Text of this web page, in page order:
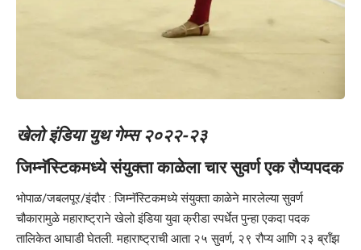
खेलो इंडिया युथ गेम्स २०२२-२३
जिम्नॅस्टिकमध्ये संयुक्ता काळेला चार सुवर्ण एक रौप्यपदक
भोपाळ/जबलपूर/इंदौर : जिम्नॅस्टिकमध्ये संयुक्ता काळेने मारलेल्या सुवर्ण
चौकारामुळे महाराष्ट्राने खेलो इंडिया युवा क्रीडा स्पर्धेत पुन्हा एकदा पदक
तालिकेत आघाडी घेतली. महाराष्ट्राची आता २५ सुवर्ण, २९ रौप्य आणि २३ ब्रॉंझ